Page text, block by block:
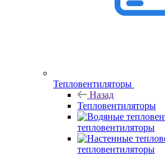
Тепловентиляторы
Назад
Тепловентиляторы
тепловентиляторы
тепловентиляторы